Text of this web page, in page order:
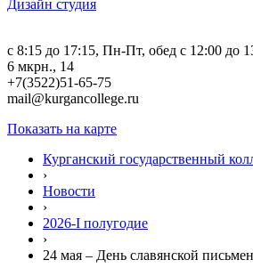
Дизайн студия
c 8:15 до 17:15, Пн-Пт, обед с 12:00 до
6 мкрн., 14
+7(3522)51-65-75
mail@kurgancollege.ru
Показать на карте
Курганский государственный
›
Новости
›
2026-I полугодие
›
24 мая – День славянской